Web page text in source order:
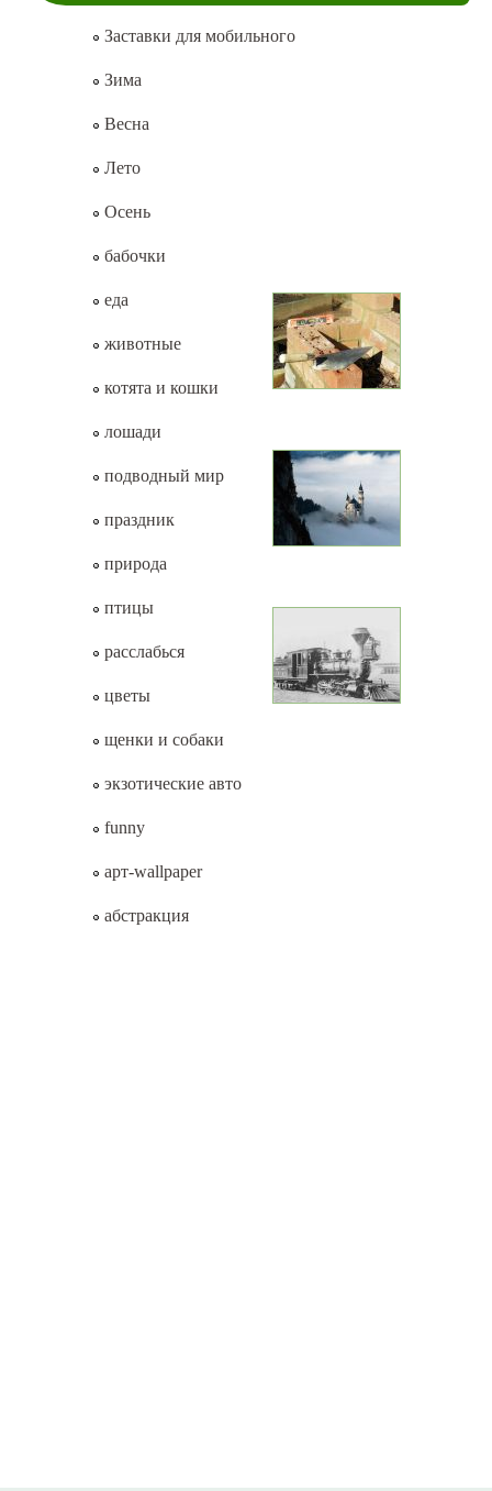
Заставки для мобильного
Зима
Весна
Лето
Осень
бабочки
еда
животные
котята и кошки
лошади
подводный мир
праздник
природа
птицы
расслабься
цветы
щенки и собаки
экзотические авто
funny
арт-wallpaper
абстракция